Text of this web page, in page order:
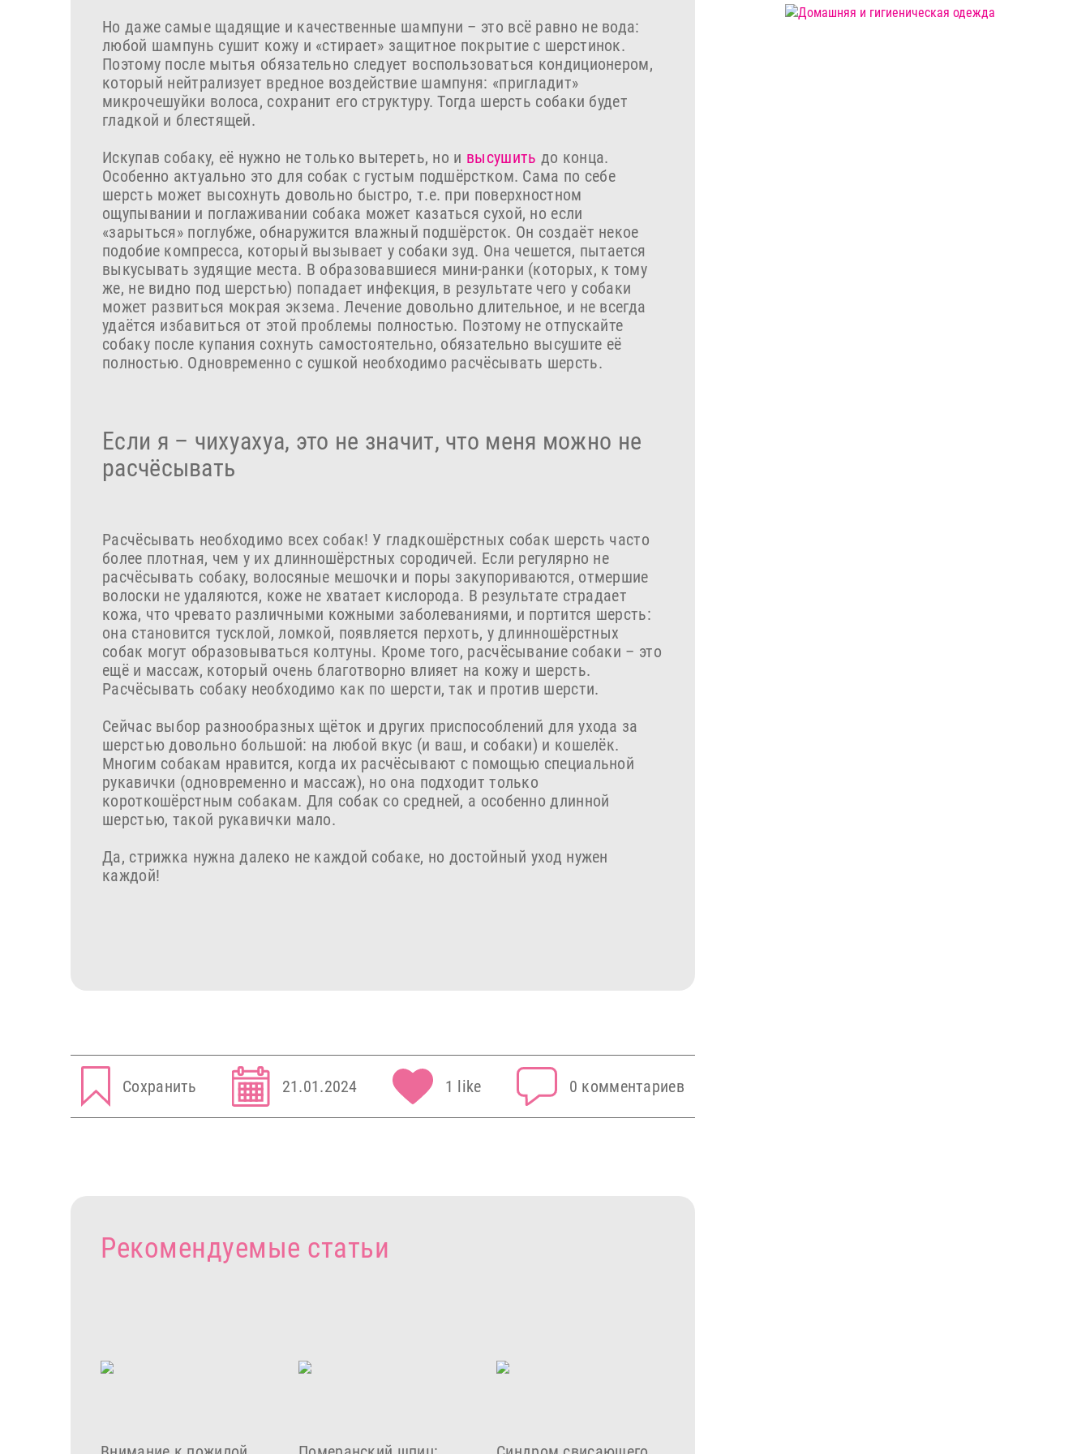
Но даже самые щадящие и качественные шампуни – это всё равно не вода:
любой шампунь сушит кожу и «стирает» защитное покрытие с шерстинок.
Поэтому после мытья обязательно следует воспользоваться кондиционером,
который нейтрализует вредное воздействие шампуня: «пригладит»
микрочешуйки волоса, сохранит его структуру. Тогда шерсть собаки будет
гладкой и блестящей.
Искупав собаку, её нужно не только вытереть, но и высушить до конца.
Особенно актуально это для собак с густым подшёрстком. Сама по себе
шерсть может высохнуть довольно быстро, т.е. при поверхностном
ощупывании и поглаживании собака может казаться сухой, но если
«зарыться» поглубже, обнаружится влажный подшёрсток. Он создаёт некое
подобие компресса, который вызывает у собаки зуд. Она чешется, пытается
выкусывать зудящие места. В образовавшиеся мини-ранки (которых, к тому
же, не видно под шерстью) попадает инфекция, в результате чего у собаки
может развиться мокрая экзема. Лечение довольно длительное, и не всегда
удаётся избавиться от этой проблемы полностью. Поэтому не отпускайте
собаку после купания сохнуть самостоятельно, обязательно высушите её
полностью. Одновременно с сушкой необходимо расчёсывать шерсть.
Если я – чихуахуа, это не значит, что меня можно не
расчёсывать
Расчёсывать необходимо всех собак! У гладкошёрстных собак шерсть часто
более плотная, чем у их длинношёрстных сородичей. Если регулярно не
расчёсывать собаку, волосяные мешочки и поры закупориваются, отмершие
волоски не удаляются, коже не хватает кислорода. В результате страдает
кожа, что чревато различными кожными заболеваниями, и портится шерсть:
она становится тусклой, ломкой, появляется перхоть, у длинношёрстных
собак могут образовываться колтуны. Кроме того, расчёсывание собаки – это
ещё и массаж, который очень благотворно влияет на кожу и шерсть.
Расчёсывать собаку необходимо как по шерсти, так и против шерсти.
Сейчас выбор разнообразных щёток и других приспособлений для ухода за
шерстью довольно большой: на любой вкус (и ваш, и собаки) и кошелёк.
Многим собакам нравится, когда их расчёсывают с помощью специальной
рукавички (одновременно и массаж), но она подходит только
короткошёрстным собакам. Для собак со средней, а особенно длинной
шерстью, такой рукавички мало.
Да, стрижка нужна далеко не каждой собаке, но достойный уход нужен
каждой!
Сохранить 21.01.2024 1 like 0 комментариев
Рекомендуемые статьи